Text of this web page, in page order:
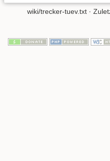
wiki/trecker-tuev.txt ·